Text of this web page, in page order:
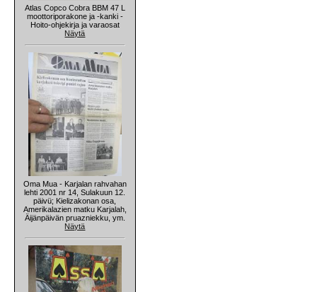
Atlas Copco Cobra BBM 47 L
moottoriporakone ja -kanki -
Hoito-ohjekirja ja varaosat
Näytä
Oma Mua - Karjalan rahvahan
lehti 2001 nr 14, Sulakuun 12.
päivü; Kielizakonan osa,
Amerikalazien matku Karjalah,
Äijänpäivän pruazniekku, ym.
Näytä